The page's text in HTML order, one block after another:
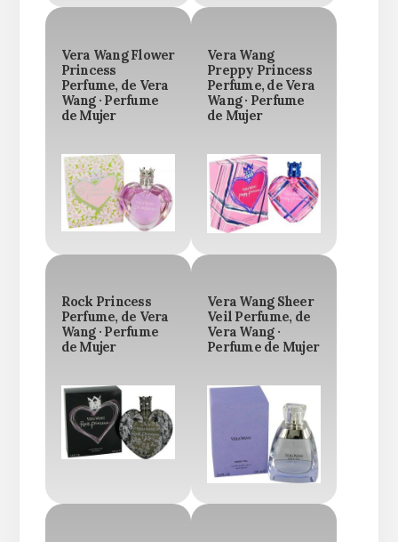
Vera Wang Flower
Princess
Perfume, de Vera
Wang · Perfume
de Mujer
Vera Wang
Preppy Princess
Perfume, de Vera
Wang · Perfume
de Mujer
Rock Princess
Perfume, de Vera
Wang · Perfume
de Mujer
Vera Wang Sheer
Veil Perfume, de
Vera Wang ·
Perfume de Mujer